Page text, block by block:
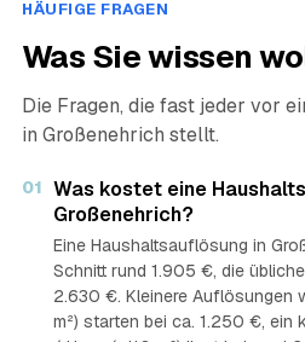
HÄUFIGE FRAGEN
Was Sie wissen
Die Fragen, die fast jeder vor
in Großenehrich stellt.
01 Was kostet eine
Großenehrich?
Eine Haushaltsauflösung in
Schnitt rund 1.905 €, die
2.630 €. Kleinere Auflösungen
m²) starten bei ca. 1.250 €, ein